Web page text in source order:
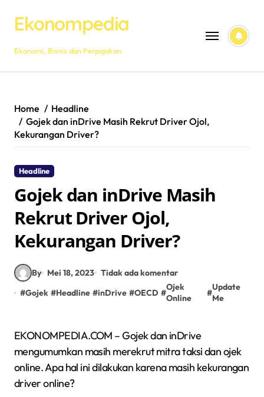
contentEkonompedia
Ekonomi, Bisnis dan Perpajakan
Home
Headline
Gojek dan inDrive Masih Rekrut Driver Ojol,
Kekurangan Driver?
Headline
Gojek dan inDrive Masih
Rekrut Driver Ojol,
Kekurangan Driver?
By Mei 18, 2023 Tidak ada komentar
#Gojek #Headline #inDrive #OECD #
Ojek
Online
#
Update
Me
EKONOMPEDIA.COM – Gojek dan inDrive
mengumumkan masih merekrut mitra taksi dan ojek
online. Apa hal ini dilakukan karena masih kekurangan
driver online?